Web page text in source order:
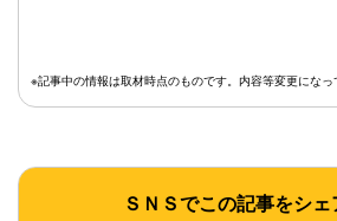
※記事中の情報は取材時点のものです。内容等変更になっ
ＳＮＳでこの記事をシェ